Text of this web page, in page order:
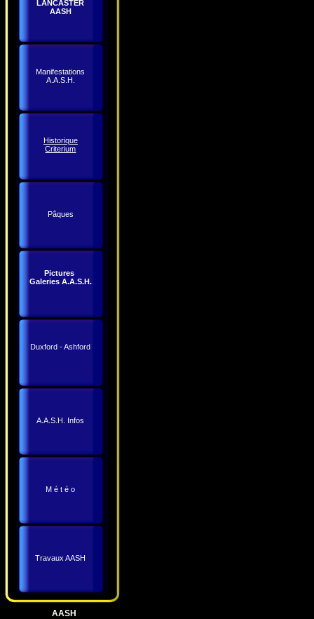
LANCASTER
AASH
Manifestations
A.A.S.H.
Historique
Criterium
Pâques
Pictures
Galeries A.A.S.H.
Duxford - Ashford
A.A.S.H. Infos
M é t é o
Travaux AASH
AASH